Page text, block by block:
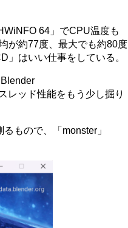
64」でCPU温度も
が約77度、最大でも約80度
」はいい仕事をしている。
レッド性能をもう少し掘り
もので、「monster」